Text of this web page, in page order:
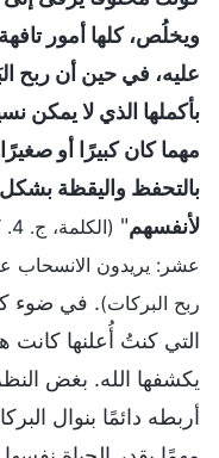
ويخلُص، كلها أمور
عليه، في حين أن ربح
بأكملها الذي لا يمكن
مهما كان كبيرًا أو
بالتحفظ واليقظة
لأنفسهم"
عشر: يريدون الانسحاب
ربح البركات). في ضوء
التي كنتُ أُعلنها
يكشفها الله. بغض
أربطه دائمًا بنوال